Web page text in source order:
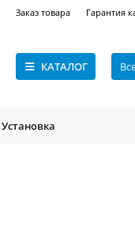
Заказ товара Гарантия
КАТАЛОГ
Установка